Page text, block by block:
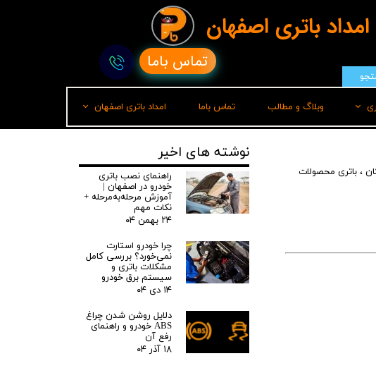
وبلاگ و مطالب تماس باما امداد باتری اصفهان
تماس باما
امداد باتری اصفهان
، باتری محصولات
نوشته های اخیر
راهنمای نصب باتری
خودرو در اصفهان |
آموزش مرحله‌به‌مرحله +
نکات مهم
۲۴ بهمن ۰۴
چرا خودرو استارت
نمی‌خورد؟ بررسی کامل
مشکلات باتری و
سیستم برق خودرو
۱۴ دی ۰۴
دلایل روشن شدن چراغ
ABS خودرو و راهنمای
رفع آن
۱۸ آذر ۰۴